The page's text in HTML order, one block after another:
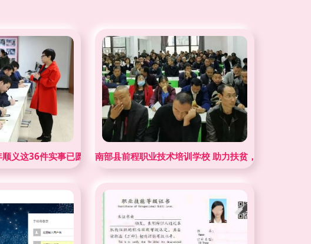
技能培训优秀成果
义这36件实事已圆满完成 职业技能培训全力推进
南部县前程职业技术培训学校 助力扶贫，开班第一期